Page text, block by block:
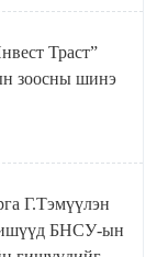
Траст”
зоосны шинэ
Г.Тэмүүлэн
БНСУ-ын